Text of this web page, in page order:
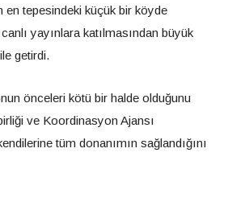
en tepesindeki küçük bir köyde
yayınlara katılmasından büyük
getirdi.
önceleri kötü bir halde olduğunu
ve Koordinasyon Ajansı
tüm donanımın sağlandığını